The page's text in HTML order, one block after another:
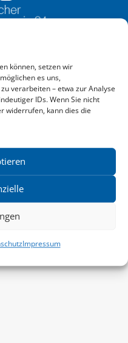
können, setzen wir
es uns,
verarbeiten – etwa zur Analyse
IDs. Wenn Sie nicht
widerrufen, kann dies die
Impressum
Verlagsprogramm.
– einfach direkt online
Herbst 2026
im zu Klampen!